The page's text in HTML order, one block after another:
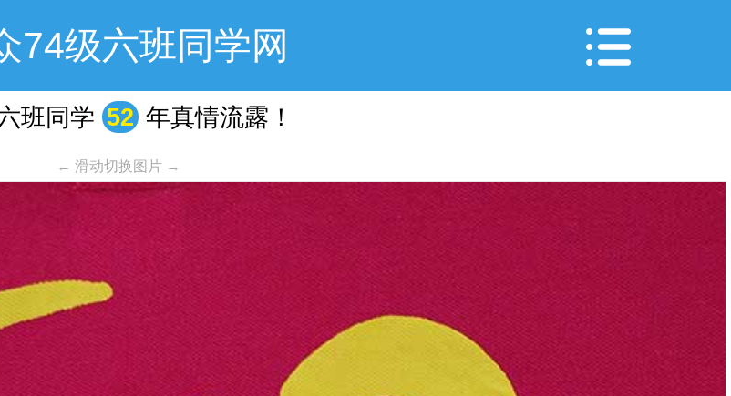
74级六班同学网
班同学 52年真情流露！
← 滑动切换图片 →